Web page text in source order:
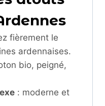
fièrement le
ardennaises.
bio, peigné,
: moderne et